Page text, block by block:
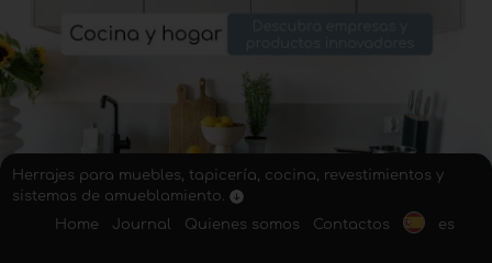
Herrajes para muebles, tapicería, cocina, revestimientos y
sistemas de amueblamiento.
Home
Journal Quienes somos Contactos es